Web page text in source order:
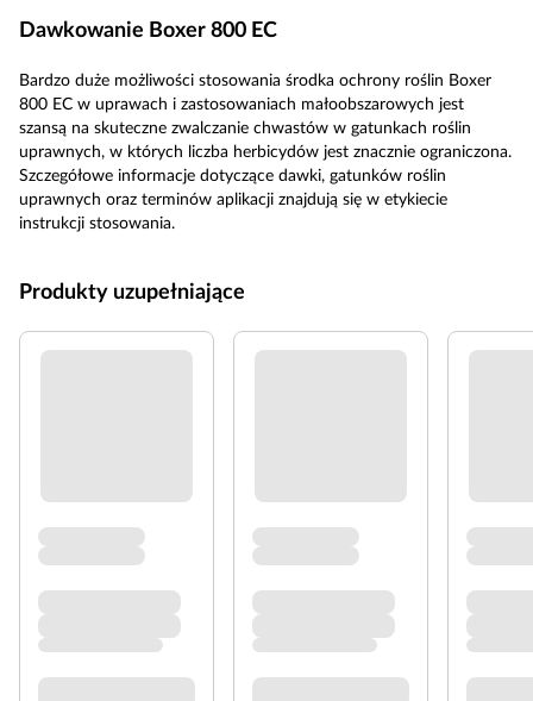
Dawkowanie Boxer 800 EC
Bardzo duże możliwości stosowania środka ochrony roślin Boxer
800 EC w uprawach i zastosowaniach małoobszarowych jest
szansą na skuteczne zwalczanie chwastów w gatunkach roślin
uprawnych, w których liczba herbicydów jest znacznie ograniczona.
Szczegółowe informacje dotyczące dawki, gatunków roślin
uprawnych oraz terminów aplikacji znajdują się w etykiecie
instrukcji stosowania.
Produkty uzupełniające